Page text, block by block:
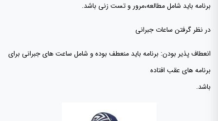
برنامه باید شامل مطالعه،مرور و تست زنی باشد.
در نظر گرفتن ساعات جبرانی
انعطاف پذیر بودن: برنامه باید منعطف بوده و شامل ساعت های جبرانی برای
برنامه های عقب افتاده
باشد.